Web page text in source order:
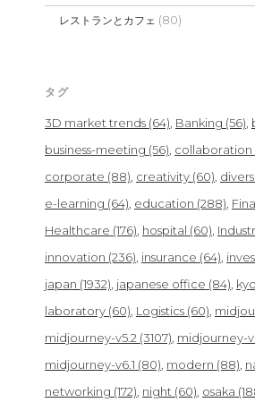
レストランとカフェ (80)
タグ
3D market trends (64) Banking (56)
business-meeting (56) collaboration
corporate (88) creativity (60)
e-learning (64) education (288)
Healthcare (176) hospital (60)
innovation (236) insurance (64)
japan (1932) japanese office (84)
laboratory (60) Logistics (60)
midjourney-v5.2 (3107) midjourney-
midjourney-v6.1 (80) modern (88)
networking (172) night (60) osaka